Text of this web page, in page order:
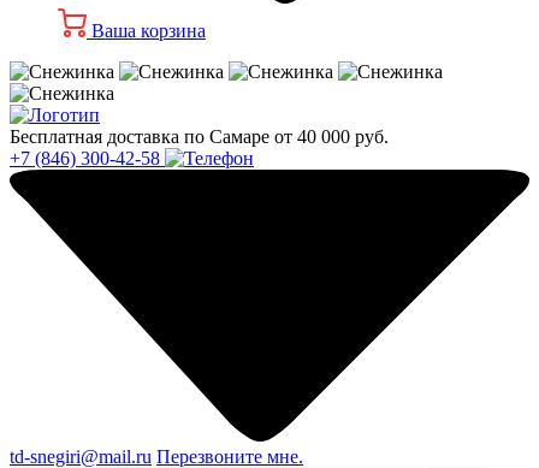
Ваша корзина
Бесплатная доставка по Самаре от 40 000 руб.
+7 (846) 300-42-58
td-snegiri@mail.ru Перезвоните мне.